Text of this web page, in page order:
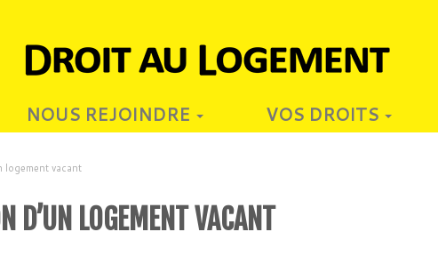
NOUS REJOINDRE VOS DROITS
logement vacant
D’UN LOGEMENT VACANT